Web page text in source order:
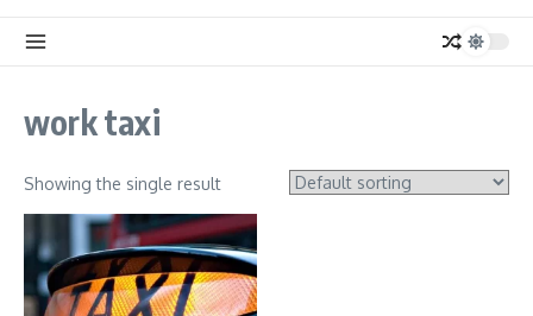
work taxi
Showing the single result